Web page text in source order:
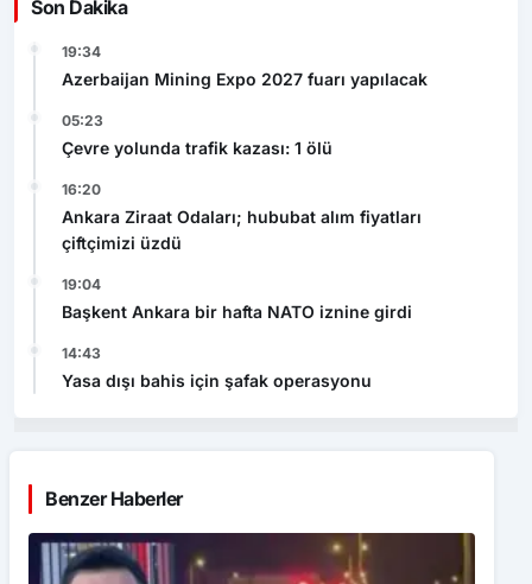
Son Dakika
19:34
Azerbaijan Mining Expo 2027 fuarı yapılacak
05:23
Çevre yolunda trafik kazası: 1 ölü
16:20
Ankara Ziraat Odaları; hububat alım fiyatları
çiftçimizi üzdü
19:04
Başkent Ankara bir hafta NATO iznine girdi
14:43
Yasa dışı bahis için şafak operasyonu
Benzer Haberler